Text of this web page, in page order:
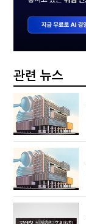
관련 뉴스